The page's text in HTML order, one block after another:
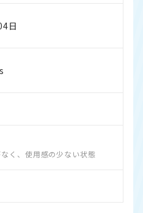
日
く、使用感の少ない状態